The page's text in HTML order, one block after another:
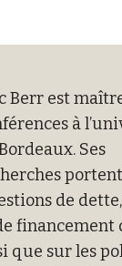
Berr est
à
Ses
de
financement
que sur les